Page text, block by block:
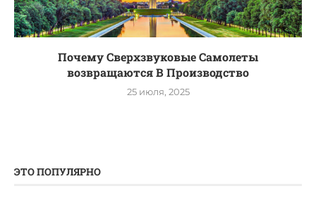
Почему Сверхзвуковые Самолеты
возвращаются В Производство
25 июля, 2025
ЭТО ПОПУЛЯРНО